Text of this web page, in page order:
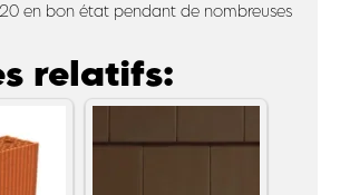
en bon état pendant de nombreuses
relatifs: